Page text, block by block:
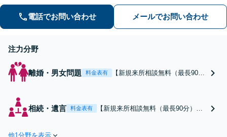
務」の分析・研究なくして、にわか知
識・独自の見解では闘えません。「借
金問題」も私が一貫して全工程を対応
電話でお問い合わせ メールでお問い合わせ
注力分野
離婚・男女問題 料金表有
【新規来所相談無料（最長90
大きく前進します。調整能力
相続・遺言 料金表有
【新規来所相談無料（最長90分）／
他1分野を表示